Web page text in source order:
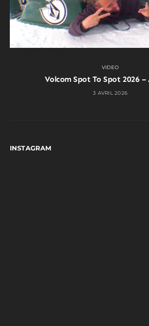
VIDEO
Volcom Spot To Spot 2026 –
3 AVRIL 2026
INSTAGRAM